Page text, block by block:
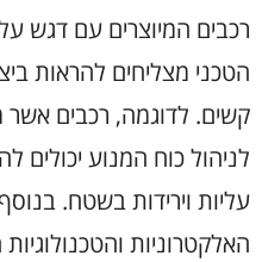
רכבים המיוצרים עם דגש
הטכני מצליחים להראות
קשים. לדוגמה, רכבים
לניהול כוח המנוע יכולים
עליות וירידות בשטח.
האלקטרוניות